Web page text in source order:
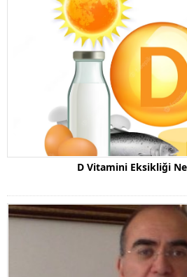
D Vitamini Eksikliği